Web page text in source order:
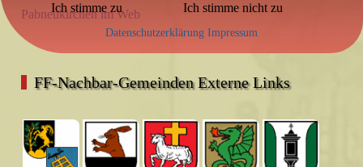
Pabneukirchen im Web
FF-Nachbar-Gemeinden Externe Links
Ich stimme zu Ich stimme nicht zu
Datenschutzerklärung Impressum